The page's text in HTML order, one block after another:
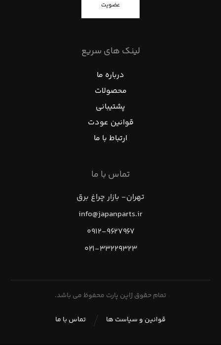
عضویت
لینک های سریع
درباره ما
محصولات
پشتیبانی
قوانین عودت
ارتباط با ما
تماس با ما
تهران- بازار چراغ برق
info@japanparts.ir
۰۹۱۲-۹۶۲۷۹۶۷
۰۲۱-۳۳۲۲۹۳۲۳
تمام حقوق ژاپن پارت محفوظ می باشد.
تماس با ما قوانین و سیاست ها